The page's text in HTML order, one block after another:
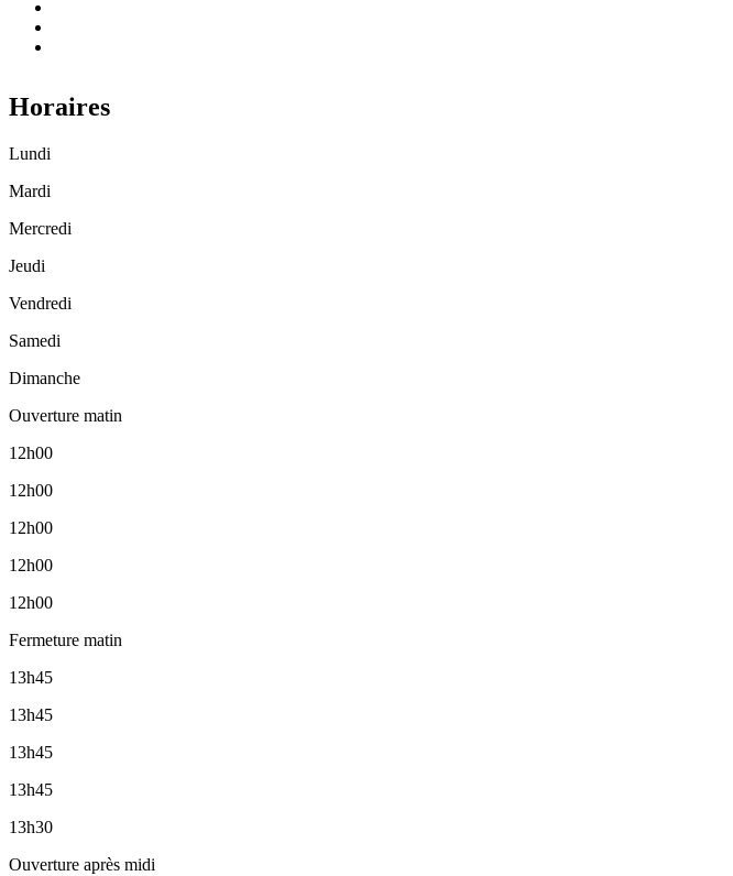
Horaires
Lundi
Mardi
Mercredi
Jeudi
Vendredi
Samedi
Dimanche
Ouverture matin
12h00
12h00
12h00
12h00
12h00
Fermeture matin
13h45
13h45
13h45
13h45
13h30
Ouverture après midi